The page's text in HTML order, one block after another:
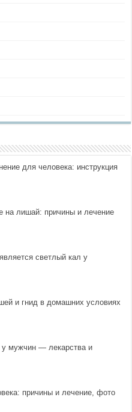
для человека: инструкция
на лишай: причины и лечение
светлый кал у
и гнид в домашних условиях
у мужчин — лекарства и
причины и лечение, фото